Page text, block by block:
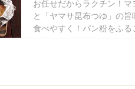
お任せだからラクチン！マ
と「ヤマサ昆布つゆ」の旨
食べやすく！パン粉をふる